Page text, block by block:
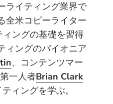
ライティング業界で
全米コピーライター
ングの基礎を習得
ィングのパイオニア
、コンテンツマー
一人者Brian Clark
ィングを学ぶ。